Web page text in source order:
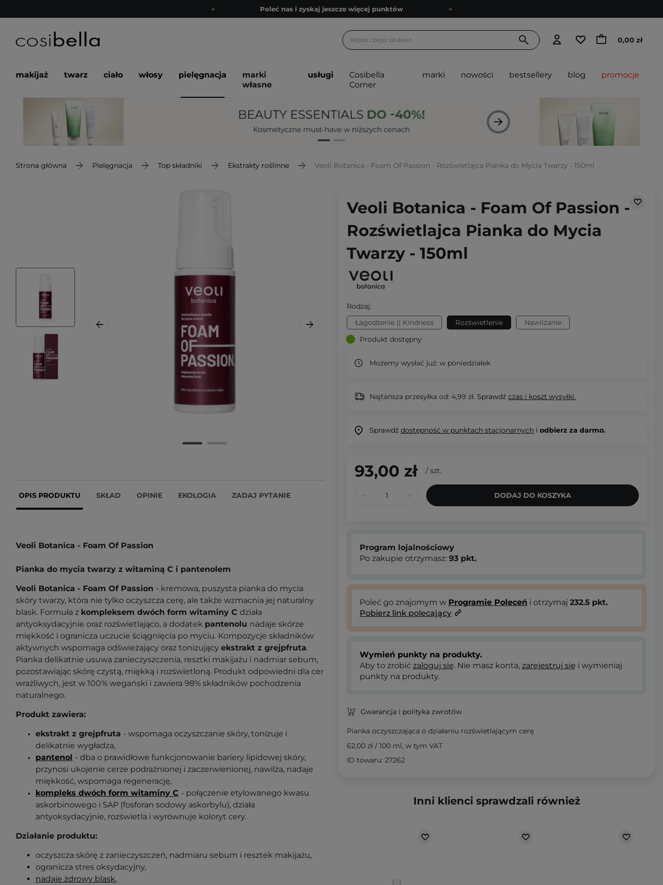
Poleć nas i zyskaj jeszcze więcej punktów
Bezpłatne konsultacje kosmetologiczne
Poleć nas i zyskaj jeszcze więcej punktów
0,00 zł
makijaż twarz ciało włosy pielęgnacja
marki
własne
usługi
Cosibella
Corner
marki nowości bestsellery blog promocje
Strona główna Pielęgnacja Top składniki Ekstrakty roślinne Veoli Botanica - Foam Of Passion - Rozświetlajca Pianka do Mycia Twarzy - 150ml
OPIS PRODUKTU SKŁAD OPINIE EKOLOGIA ZADAJ PYTANIE
Veoli Botanica - Foam Of Passion
Pianka do mycia twarzy z witaminą C i pantenolem
Veoli Botanica - Foam Of Passion - kremowa, puszysta pianka do mycia
skóry twarzy, która nie tylko oczyszcza cerę, ale także wzmacnia jej naturalny
blask. Formuła z kompleksem dwóch form witaminy C działa
antyoksydacyjnie oraz rozświetlająco, a dodatek pantenolu nadaje skórze
miękkość i ogranicza uczucie ściągnięcia po myciu. Kompozycje składników
aktywnych wspomaga odświeżający oraz tonizujący ekstrakt z grejpfruta.
Pianka delikatnie usuwa zanieczyszczenia, resztki makijażu i nadmiar sebum,
pozostawiając skórę czystą, miękką i rozświetloną. Produkt odpowiedni dla cer
wrażliwych, jest w 100% wegański i zawiera 98% składników pochodzenia
naturalnego.
Produkt zawiera:
ekstrakt z grejpfruta - wspomaga oczyszczanie skóry, tonizuje i
delikatnie wygładza,
pantenol - dba o prawidłowe funkcjonowanie bariery lipidowej skóry,
przynosi ukojenie cerze podrażnionej i zaczerwienionej, nawilża, nadaje
miękkość, wspomaga regenerację,
kompleks dwóch form witaminy C - połączenie etylowanego kwasu
askorbinowego i SAP (fosforan sodowy askorbylu), działa
antyoksydacyjnie, rozświetla i wyrównuje koloryt cery.
Działanie produktu:
oczyszcza skórę z zanieczyszczeń, nadmiaru sebum i resztek makijażu,
ogranicza stres oksydacyjny,
nadaje zdrowy blask,
Veoli Botanica - Foam Of Passion -
Rozświetlajca Pianka do Mycia
Twarzy - 150ml
Rodzaj:
Łagodzenie || Kindness
Rozświetlenie
Nawilżanie
Produkt dostępny
Możemy wysłać już: w poniedziałek
Najtańsza przesyłka od: 4,99 zł. Sprawdź czas i koszt wysyłki.
Sprawdź dostępność w punktach stacjonarnych i odbierz za darmo.
93,00 zł / szt.
DODAJ DO KOSZYKA
Program lojalnościowy
Po zakupie otrzymasz: 93 pkt.
Poleć go znajomym w Programie Poleceń i otrzymaj 232.5 pkt.
Pobierz link polecający
Wymień punkty na produkty.
Aby to zrobić zaloguj się. Nie masz konta, zarejestruj się i wymieniaj
punkty na produkty.
Gwarancja i polityka zwrotów
Pianka oczyszczająca o działaniu rozświetlającym cerę
62,00 zł / 100 ml, w tym VAT
ID towaru: 27262
Inni klienci sprawdzali również